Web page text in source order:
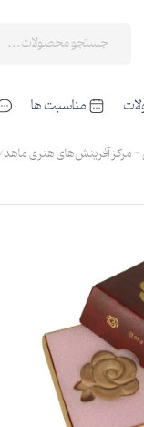
مناسبت ها
- مرکز آفرینش‌های هنری ماهد